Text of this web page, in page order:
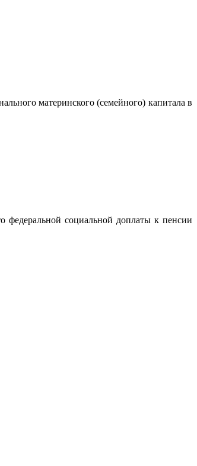
материнского (семейного) капитала в
федеральной социальной доплаты к пенсии